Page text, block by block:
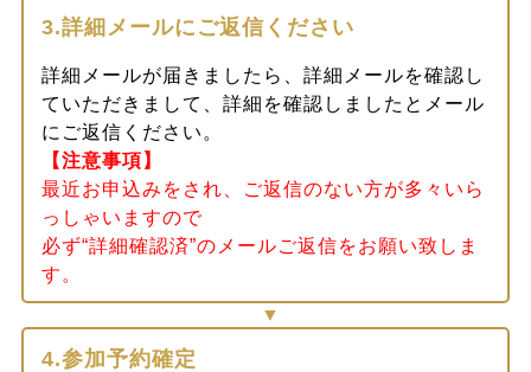
3.詳細メールにご返信ください
詳細メールが届きましたら、詳細メールを確認し
ていただきまして、詳細を確認しましたとメール
にご返信ください。
【注意事項】
最近お申込みをされ、ご返信のない方が多々いら
っしゃいますので
必ず“詳細確認済”のメールご返信をお願い致しま
す。
4.参加予約確定